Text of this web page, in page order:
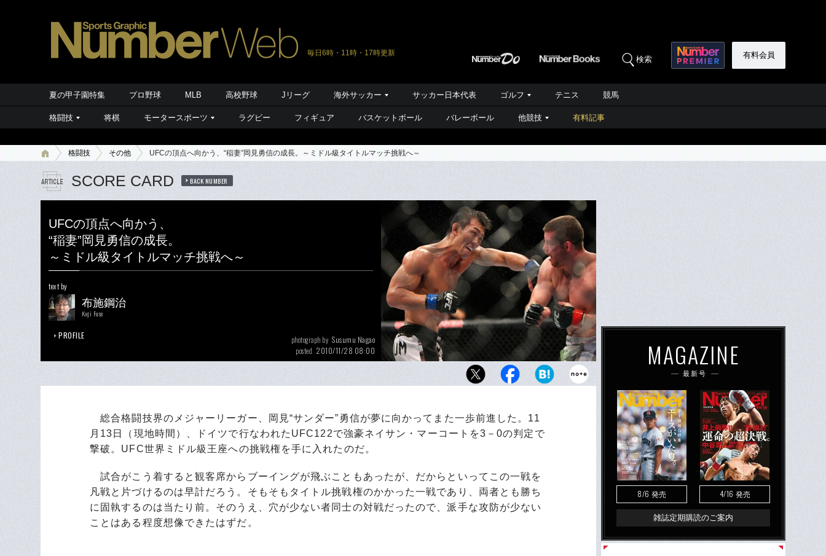
毎日6時・11時・17時更新
検索 有料会員
夏の甲子園特集 プロ野球 MLB 高校野球 Jリーグ 海外サッカー サッカー日本代表 ゴルフ テニス 競馬
格闘技 将棋 モータースポーツ ラグビー フィギュア バスケットボール バレーボール 他競技 有料記事
格闘技 その他 UFCの頂点へ向かう、“稲妻”岡見勇信の成長。～ミドル級タイトルマッチ挑戦へ～
SCORE CARD BACK NUMBER
UFCの頂点へ向かう、
“稲妻”岡見勇信の成長。
～ミドル級タイトルマッチ挑戦へ～
text by
布施鋼治
Koji Fuse
PROFILE photograph by Susumu Nagao
posted 2010/11/28 08:00
パンチで圧倒した岡見（左）。試合後「アンデウソンと戦
総合格闘技界のメジャーリーガー、岡見“サンダー”勇信が夢に向かってまた一歩前進した。11
月13日（現地時間）、ドイツで行なわれたUFC122で強豪ネイサン・マーコートを3－0の判定で
撃破。UFC世界ミドル級王座への挑戦権を手に入れたのだ。
試合がこう着すると観客席からブーイングが飛ぶこともあったが、だからといってこの一戦を
凡戦と片づけるのは早計だろう。そもそもタイトル挑戦権のかかった一戦であり、両者とも勝ち
に固執するのは当たり前。そのうえ、穴が少ない者同士の対戦だったので、派手な攻防が少ない
ことはある程度想像できたはずだ。
MAGAZINE
最新号
8/6 発売 4/16 発売
雑誌定期購読のご案内